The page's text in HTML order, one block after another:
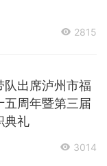
2815
队出席泸州市福
五周年暨第三届
典礼
3014